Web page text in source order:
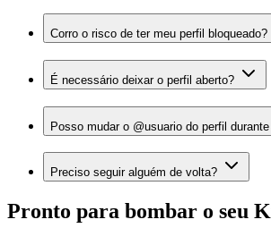
Corro o risco de ter meu perfil bloqueado?
É necessário deixar o perfil aberto?
Posso mudar o @usuario do
Preciso seguir alguém de volta?
Pronto para bombar o seu